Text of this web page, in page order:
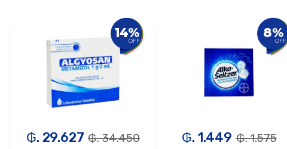
14%
OFF
₲. 29.627 ₲. 34.450
8%
OFF
₲. 1.449 ₲. 1.575